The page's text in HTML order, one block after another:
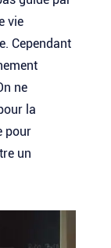
vie
Cependant
ne
la
pour
un